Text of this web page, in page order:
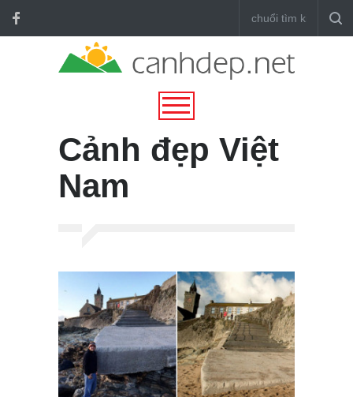
Cảnh đẹp Việt
Nam